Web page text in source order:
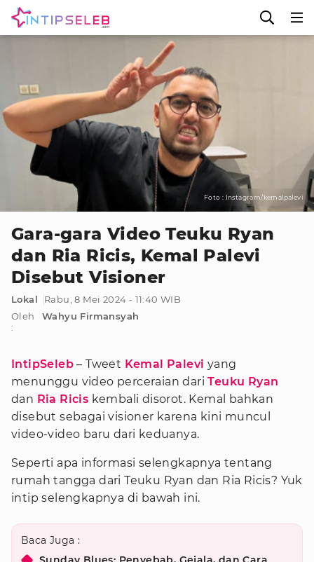
Foto : Instagram/kemalpalevi
Gara-gara Video Teuku Ryan
dan Ria Ricis, Kemal Palevi
Disebut Visioner
Lokal
Rabu, 8 Mei 2024 - 11:40 WIB
Oleh
:
Wahyu Firmansyah
IntipSeleb – Tweet Kemal Palevi yang
menunggu video perceraian dariTeuku Ryan
dan Ria Ricis kembali disorot. Kemal bahkan
disebut sebagai visioner karena kini muncul
video-video baru dari keduanya.
Seperti apa informasi selengkapnya tentang
rumah tangga dari Teuku Ryan dan Ria Ricis? Yuk
intip selengkapnya di bawah ini.
Baca Juga :